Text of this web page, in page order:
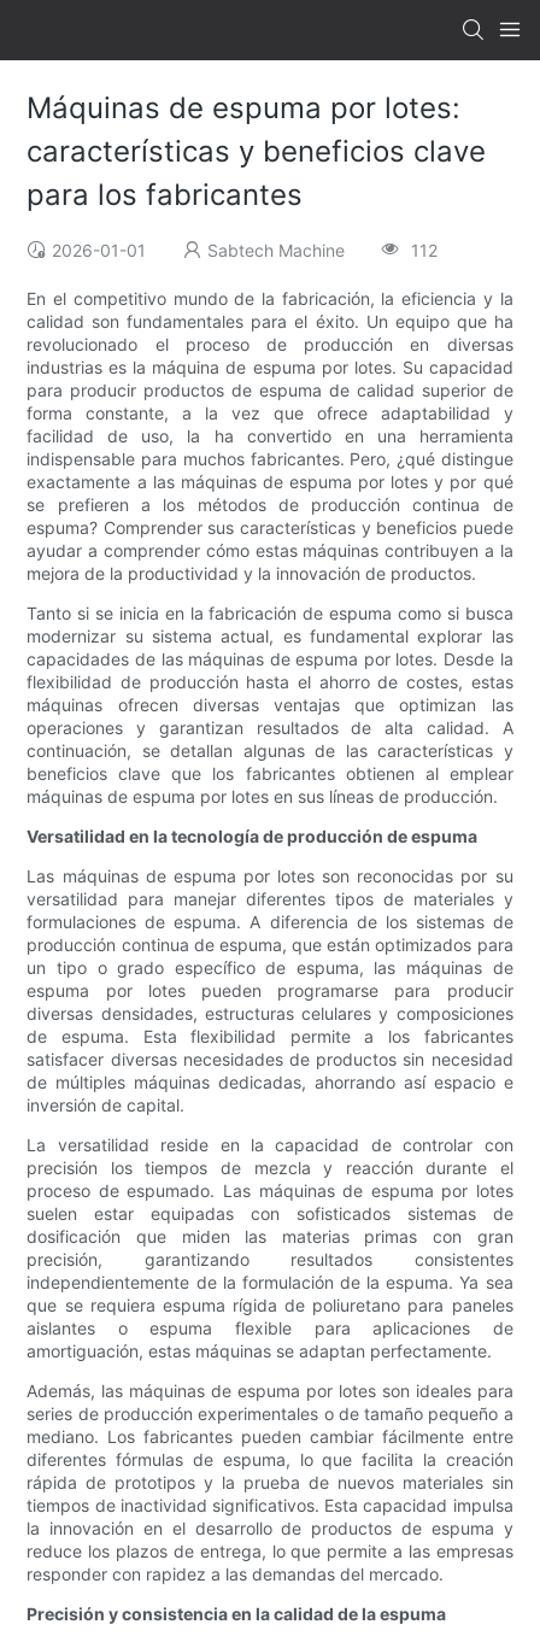
Máquinas de espuma por lotes:
características y beneficios clave
para los fabricantes
2026-01-01 Sabtech Machine 112
En el competitivo mundo de la fabricación, la eficiencia y la
calidad son fundamentales para el éxito. Un equipo que ha
revolucionado el proceso de producción en diversas
industrias es la máquina de espuma por lotes. Su capacidad
para producir productos de espuma de calidad superior de
forma constante, a la vez que ofrece adaptabilidad y
facilidad de uso, la ha convertido en una herramienta
indispensable para muchos fabricantes. Pero, ¿qué distingue
exactamente a las máquinas de espuma por lotes y por qué
se prefieren a los métodos de producción continua de
espuma? Comprender sus características y beneficios puede
ayudar a comprender cómo estas máquinas contribuyen a la
mejora de la productividad y la innovación de productos.
Tanto si se inicia en la fabricación de espuma como si busca
modernizar su sistema actual, es fundamental explorar las
capacidades de las máquinas de espuma por lotes. Desde la
flexibilidad de producción hasta el ahorro de costes, estas
máquinas ofrecen diversas ventajas que optimizan las
operaciones y garantizan resultados de alta calidad. A
continuación, se detallan algunas de las características y
beneficios clave que los fabricantes obtienen al emplear
máquinas de espuma por lotes en sus líneas de producción.
Versatilidad en la tecnología de producción de espuma
Las máquinas de espuma por lotes son reconocidas por su
versatilidad para manejar diferentes tipos de materiales y
formulaciones de espuma. A diferencia de los sistemas de
producción continua de espuma, que están optimizados para
un tipo o grado específico de espuma, las máquinas de
espuma por lotes pueden programarse para producir
diversas densidades, estructuras celulares y composiciones
de espuma. Esta flexibilidad permite a los fabricantes
satisfacer diversas necesidades de productos sin necesidad
de múltiples máquinas dedicadas, ahorrando así espacio e
inversión de capital.
La versatilidad reside en la capacidad de controlar con
precisión los tiempos de mezcla y reacción durante el
proceso de espumado. Las máquinas de espuma por lotes
suelen estar equipadas con sofisticados sistemas de
dosificación que miden las materias primas con gran
precisión, garantizando resultados consistentes
independientemente de la formulación de la espuma. Ya sea
que se requiera espuma rígida de poliuretano para paneles
aislantes o espuma flexible para aplicaciones de
amortiguación, estas máquinas se adaptan perfectamente.
Además, las máquinas de espuma por lotes son ideales para
series de producción experimentales o de tamaño pequeño a
mediano. Los fabricantes pueden cambiar fácilmente entre
diferentes fórmulas de espuma, lo que facilita la creación
rápida de prototipos y la prueba de nuevos materiales sin
tiempos de inactividad significativos. Esta capacidad impulsa
la innovación en el desarrollo de productos de espuma y
reduce los plazos de entrega, lo que permite a las empresas
responder con rapidez a las demandas del mercado.
Precisión y consistencia en la calidad de la espuma